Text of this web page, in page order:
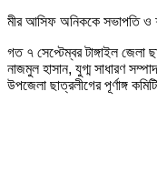
মীর আসিফ অনিককে সভাপতি ও
গত ৭ সেপ্টেম্বর টাঙ্গাইল
নাজমুল হাসান, যুগ্ম সাধারণ
উপজেলা ছাত্রলীগের পূর্ণাঙ্গ